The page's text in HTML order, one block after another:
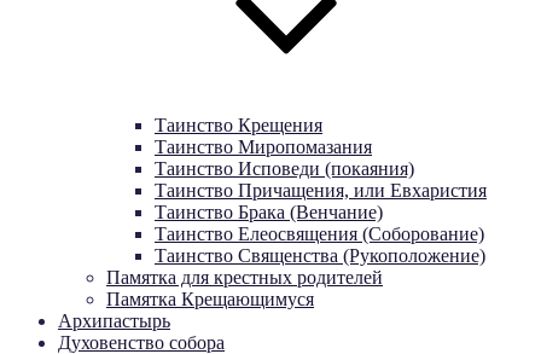
Таинство Крещения
Таинство Миропомазания
Таинство Исповеди (покаяния)
Таинство Причащения, или Евхаристия
Таинство Брака (Венчание)
Таинство Елеосвящения (Соборование)
Таинство Священства (Рукоположение)
Памятка для крестных родителей
Памятка Крещающимуся
Архипастырь
Духовенство собора